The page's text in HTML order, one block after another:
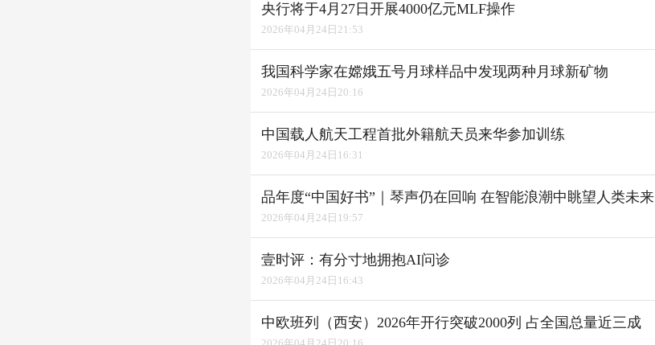
央行将于4月27日开展4000亿元MLF操作
2026年04月24日21:53
我国科学家在嫦娥五号月球样品中发现两种月球新矿物
2026年04月24日20:16
中国载人航天工程首批外籍航天员来华参加训练
2026年04月24日16:31
品年度“中国好书”｜琴声仍在回响 在智能浪潮中眺望人类未来
2026年04月24日19:57
壹时评：有分寸地拥抱AI问诊
2026年04月24日16:43
中欧班列（西安）2026年开行突破2000列 占全国总量近三成